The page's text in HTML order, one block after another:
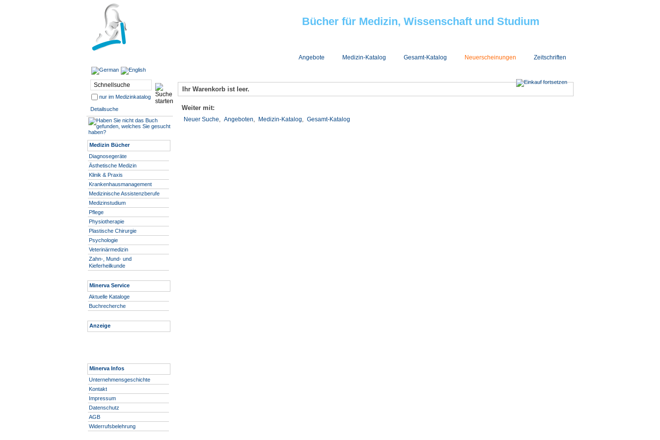
Angebote Medizin-Katalog Gesamt-Katalog Neuerscheinungen Zeitschriften
Bücher für Medizin, Wissenschaft und Studium
nur im Medizinkatalog
Detailsuche
Medizin Bücher
Diagnosegeräte
Ästhetische Medizin
Klinik & Praxis
Krankenhausmanagement
Medizinische Assistenzberufe
Medizinstudium
Pflege
Physiotherapie
Plastische Chirurgie
Psychologie
Veterinärmedizin
Zahn-, Mund- und
Kieferheilkunde
Minerva Service
Aktuelle Kataloge
Buchrecherche
Anzeige
Minerva Infos
Unternehmensgeschichte
Kontakt
Impressum
Datenschutz
AGB
Widerrufsbelehrung
Ihr Warenkorb ist leer.
Einkauf fortsetzen
Weiter mit:
Neuer Suche, Angeboten, Medizin-Katalog, Gesamt-Katalog